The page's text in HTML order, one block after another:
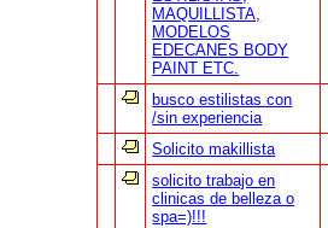
MAQUILLISTA,
MODELOS
EDECANES BODY
PAINT ETC.
busco estilistas con
/sin experiencia
Solicito makillista
solicito trabajo en
clinicas de belleza o
spa=)!!!